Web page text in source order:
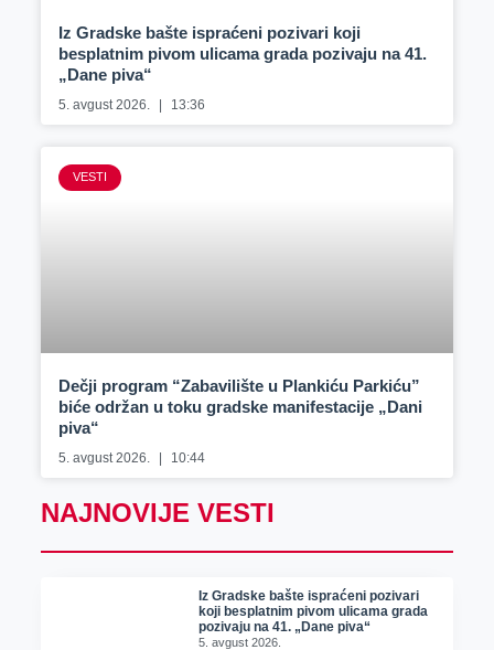
Iz Gradske bašte ispraćeni pozivari koji
besplatnim pivom ulicama grada pozivaju na 41.
„Dane piva“
5. avgust 2026. 13:36
VESTI
Dečji program “Zabavilište u Plankiću Parkiću”
biće održan u toku gradske manifestacije „Dani
piva“
5. avgust 2026. 10:44
NAJNOVIJE VESTI
Iz Gradske bašte ispraćeni pozivari
koji besplatnim pivom ulicama grada
pozivaju na 41. „Dane piva“
5. avgust 2026.